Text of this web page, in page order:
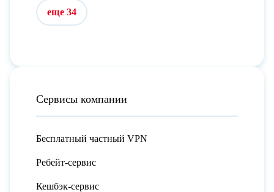
еще 34
Сервисы компании
Бесплатный частный VPN
Ребейт-сервис
Кешбэк-сервис